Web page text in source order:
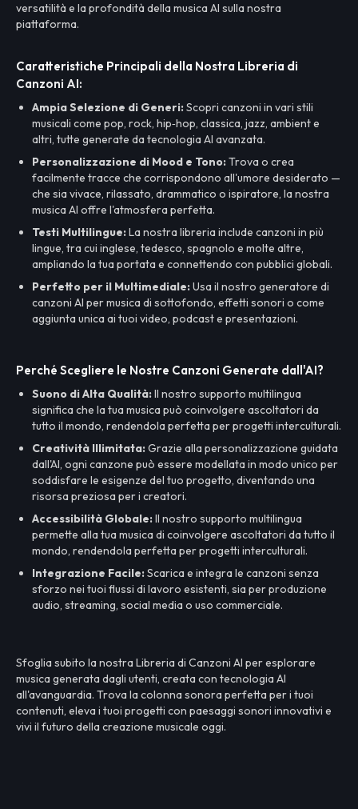
versatilità e la profondità della musica AI sulla nostra
piattaforma.
Caratteristiche Principali della Nostra Libreria di
Canzoni AI:
Ampia Selezione di Generi:Scopri canzoni in vari stili
musicali come pop, rock, hip‑hop, classica, jazz, ambient e
altri, tutte generate da tecnologia AI avanzata.
Personalizzazione di Mood e Tono:Trova o crea
facilmente tracce che corrispondono all'umore desiderato —
che sia vivace, rilassato, drammatico o ispiratore, la nostra
musica AI offre l'atmosfera perfetta.
Testi Multilingue:La nostra libreria include canzoni in più
lingue, tra cui inglese, tedesco, spagnolo e molte altre,
ampliando la tua portata e connettendo con pubblici globali.
Perfetto per il Multimediale:Usa il nostro generatore di
canzoni AI per musica di sottofondo, effetti sonori o come
aggiunta unica ai tuoi video, podcast e presentazioni.
Perché Scegliere le Nostre Canzoni Generate dall'AI?
Suono di Alta Qualità:Il nostro supporto multilingua
significa che la tua musica può coinvolgere ascoltatori da
tutto il mondo, rendendola perfetta per progetti interculturali.
Creatività Illimitata:Grazie alla personalizzazione guidata
dall'AI, ogni canzone può essere modellata in modo unico per
soddisfare le esigenze del tuo progetto, diventando una
risorsa preziosa per i creatori.
Accessibilità Globale:Il nostro supporto multilingua
permette alla tua musica di coinvolgere ascoltatori da tutto il
mondo, rendendola perfetta per progetti interculturali.
Integrazione Facile:Scarica e integra le canzoni senza
sforzo nei tuoi flussi di lavoro esistenti, sia per produzione
audio, streaming, social media o uso commerciale.
Sfoglia subito la nostra Libreria di Canzoni AI per esplorare
musica generata dagli utenti, creata con tecnologia AI
all'avanguardia. Trova la colonna sonora perfetta per i tuoi
contenuti, eleva i tuoi progetti con paesaggi sonori innovativi e
vivi il futuro della creazione musicale oggi.